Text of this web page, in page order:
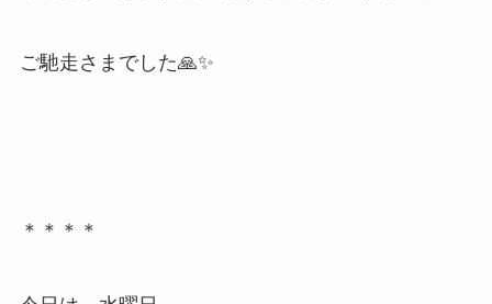
ご馳走さまでした🙏✨
＊＊＊＊